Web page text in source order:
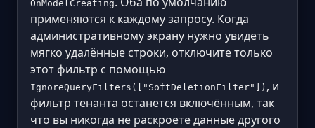
OnModelCreating
применяются к каждому запросу. Когда
административному экрану нужно увидеть
мягко удалённые строки, отключите только
этот фильтр с помощью
IgnoreQueryFilters(["SoftDeletionFilter"]) , и
фильтр тенанта останется включённым, так
что вы никогда не раскроете данные другого